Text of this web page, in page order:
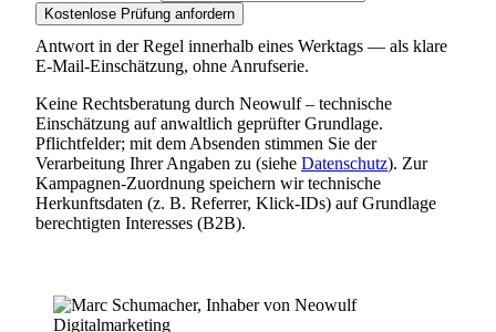
Kostenlose Prüfung anfordern
Antwort in der Regel innerhalb eines Werktags — als klare
E-Mail-Einschätzung, ohne Anrufserie.
Keine Rechtsberatung durch Neowulf – technische
Einschätzung auf anwaltlich geprüfter Grundlage.
Pflichtfelder; mit dem Absenden stimmen Sie der
Verarbeitung Ihrer Angaben zu (siehe Datenschutz). Zur
Kampagnen-Zuordnung speichern wir technische
Herkunftsdaten (z. B. Referrer, Klick-IDs) auf Grundlage
berechtigten Interesses (B2B).